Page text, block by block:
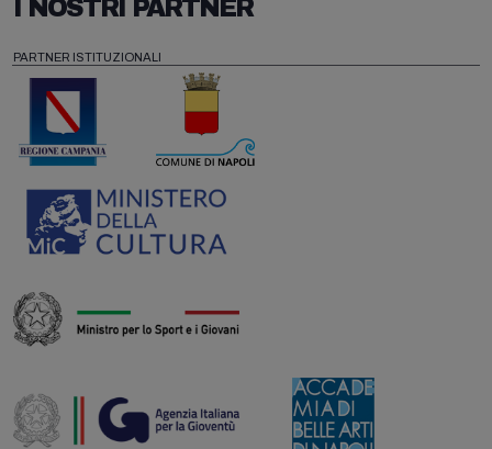
I NOSTRI PARTNER
PARTNER ISTITUZIONALI